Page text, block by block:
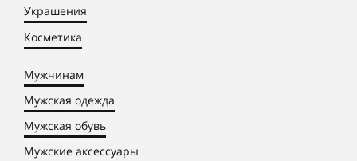
Украшения
Косметика
Мужчинам
Мужская одежда
Мужская обувь
Мужские аксессуары